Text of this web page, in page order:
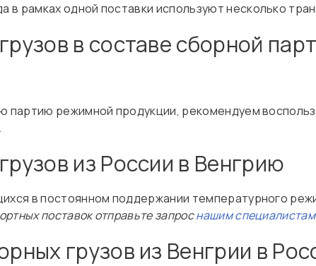
в рамках одной поставки используют несколько
в составе сборной
партию режимной продукции, рекомендуем
из России в Венгрию
в постоянном поддержании температурного
поставок отправьте запроснашим специалистам
грузов из Венгрии в